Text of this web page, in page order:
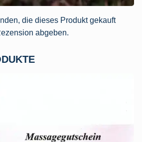
die dieses Produkt gekauft
abgeben.